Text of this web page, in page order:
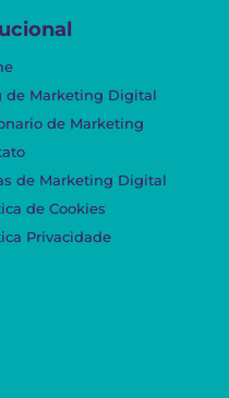
de Marketing Digital
de Marketing
de Marketing Digital
de Cookies
Privacidade